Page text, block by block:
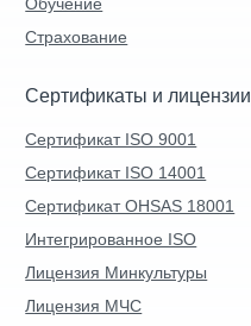
Страхование
Сертификаты и лицензии
Сертификат ISO 9001
Сертификат ISO 14001
Сертификат OHSAS 18001
Интегрированное ISO
Лицензия Минкультуры
Лицензия МЧС